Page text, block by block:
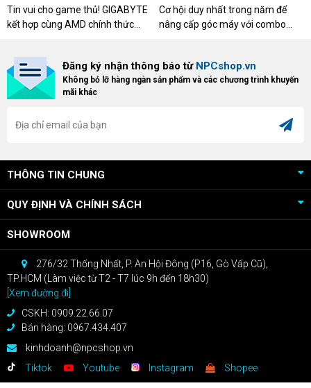
DESERT CÙNG GIGABYTE &
AMD
Tin vui cho game thủ! GIGABYTE
kết hợp cùng AMD chính thức
khách hàng sở hữu VGA Radeon
RX 9070 / RX 9070 XT.
CƠ XỊN
Cơ hội duy nhất trong năm để
nâng cấp góc máy với combo
dòng ghế Gaming cao cấp nhất,
bạn sẽ nhận ngay quà tặng trị giá
Đăng ký nhận thông báo từ NPCshop.vn
Không bỏ lỡ hàng ngàn sản phẩm và các chương trình khuyến
mãi khác
THÔNG TIN CHUNG
QUY ĐỊNH VÀ CHÍNH SÁCH
SHOWROOM
276/32 Thống Nhất, P. An Hội Đông (P16, Gò Vấp Cũ),
TP.HCM (Làm việc từ T2 - T7 lúc 9h đến 18h30)
[Xem đường đi]
CSKH: 0909.22.66.07
Bán hàng: 0967.434.407
kinhdoanh@npcshop.vn
Tiktok
Youtube Instagram Shopee